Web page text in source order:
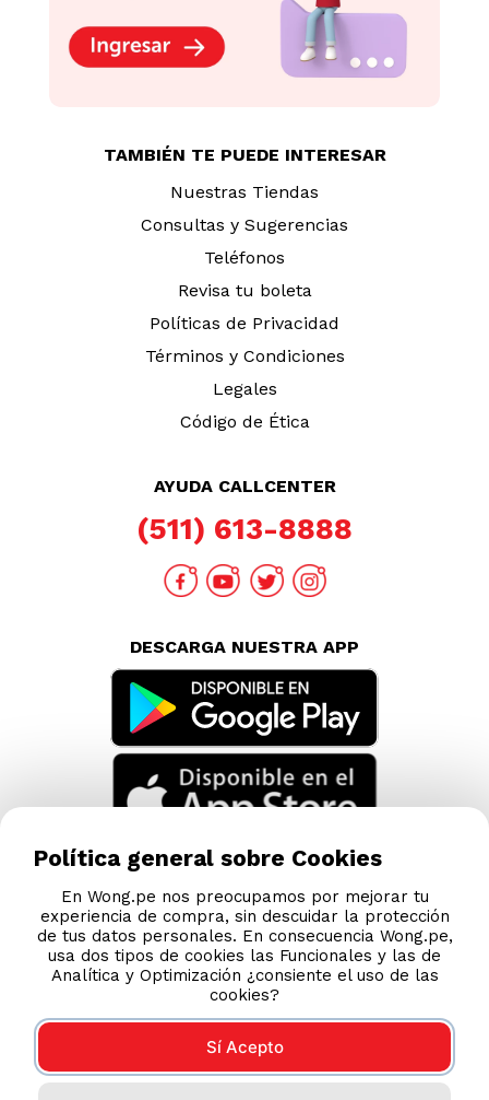
TAMBIÉN TE PUEDE INTERESAR
Nuestras Tiendas
Consultas y Sugerencias
Teléfonos
Revisa tu boleta
Políticas de Privacidad
Términos y Condiciones
Legales
Código de Ética
AYUDA CALLCENTER
(511) 613-8888
DESCARGA NUESTRA APP
Política general sobre Cookies
En Wong.pe nos preocupamos por mejorar tu
experiencia de compra, sin descuidar la protección
de tus datos personales. En consecuencia Wong.pe,
usa dos tipos de cookies las Funcionales y las de
Analítica y Optimización ¿consiente el uso de las
cookies?
Sí Acepto